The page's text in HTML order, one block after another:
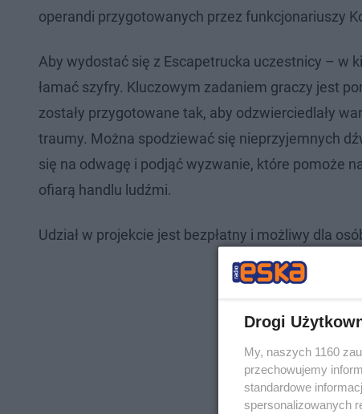
operandi przygotowanych przez funkcjonariuszy
Aby wydostać się z Escapetrucka uczestnicy – w
łamać szyfry. Kluczowym zadaniem graczy jest
zostały przygotowane tak, aby odzwierciedlały
traumy. Można spodziewać się nieprzyjemnych
się na odwagę i podjąć wyzwanie, które pomoże
ofiarą handlu ludźmi.
Udział w projekcie jest bezpłatny i możliwy dla
Drogi
My, naszych 1160
przechowujemy
standardowe
spersonalizowanych